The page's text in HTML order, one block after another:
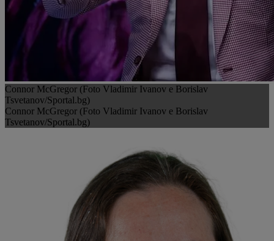
Connor McGregor (Foto Vladimir Ivanov e Borislav
Tsvetanov/Sportal.bg)
Connor McGregor (Foto Vladimir Ivanov e Borislav
Tsvetanov/Sportal.bg)